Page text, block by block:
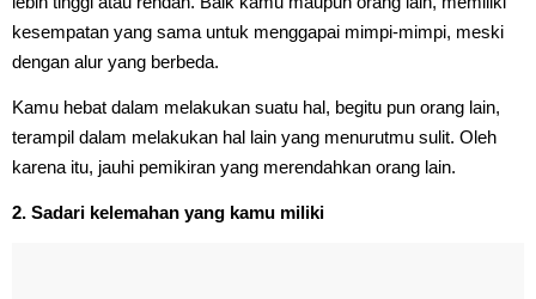
kesempatan yang sama untuk menggapai mimpi-mimpi, meski
dengan alur yang berbeda.
Kamu hebat dalam melakukan suatu hal, begitu pun orang lain,
terampil dalam melakukan hal lain yang menurutmu sulit. Oleh
karena itu, jauhi pemikiran yang merendahkan orang lain.
2. Sadari kelemahan yang kamu miliki